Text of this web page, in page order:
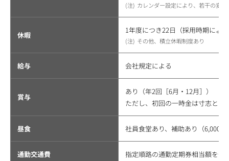
カレンダー設定により、若干の変動
休暇
1年度につき22日（採用時期によ
その他、積立休暇制度あり
給与 会社規定による
賞与
あり（年2回［6月・12月］）
ただし、初回の一時金は寸志とす
昼食 社員食堂あり、補助あり（6,000
通勤交通費 指定順路の通勤定期券相当額を全